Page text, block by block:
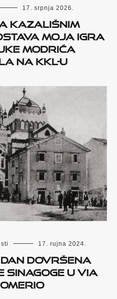
17. srpnja 2026.
kazališnim
Moja igra
Modrića
na KKL-u
17. rujna 2024.
dovršena
u Via